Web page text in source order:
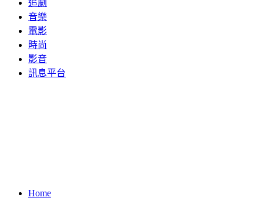
追劇
音樂
電影
時尚
影音
訊息平台
Home